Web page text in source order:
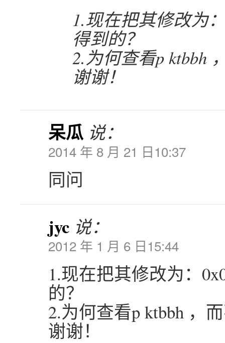
1.现在把其修改为
得到的？
2.为何查看p ktbbh
谢谢！
呆瓜 说：
2014 年 8 月 21 日10:37
同问
jyc 说：
2012 年 1 月 6 日15:44
1.现在把其修改为：
的？
2.为何查看p ktbbh ，
谢谢！